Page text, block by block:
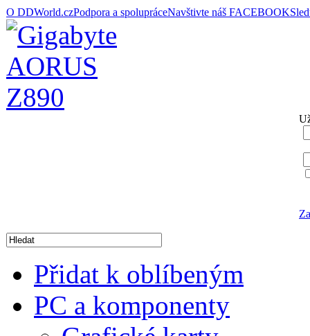
O DDWorld.czPodpora a spolupráceNavštivte náš FACEBOOK
Přidat k oblíbeným
PC a komponenty